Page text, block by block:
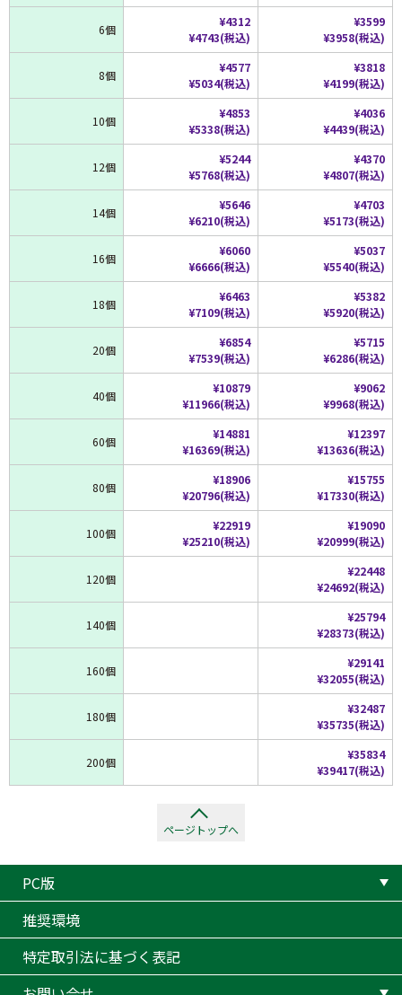
6個
¥4312
¥4743(税込)
¥3599
¥3958(税込)
8個
¥4577
¥5034(税込)
¥3818
¥4199(税込)
10個
¥4853
¥5338(税込)
¥4036
¥4439(税込)
12個
¥5244
¥5768(税込)
¥4370
¥4807(税込)
14個
¥5646
¥6210(税込)
¥4703
¥5173(税込)
16個
¥6060
¥6666(税込)
¥5037
¥5540(税込)
18個
¥6463
¥7109(税込)
¥5382
¥5920(税込)
20個
¥6854
¥7539(税込)
¥5715
¥6286(税込)
40個
¥10879
¥11966(税込)
¥9062
¥9968(税込)
60個
¥14881
¥16369(税込)
¥12397
¥13636(税込)
80個
¥18906
¥20796(税込)
¥15755
¥17330(税込)
100個
¥22919
¥25210(税込)
¥19090
¥20999(税込)
120個
¥22448
¥24692(税込)
140個
¥25794
¥28373(税込)
160個
¥29141
¥32055(税込)
180個
¥32487
¥35735(税込)
200個
¥35834
¥39417(税込)
ページトップへ
PC版
推奨環境
特定取引法に基づく表記